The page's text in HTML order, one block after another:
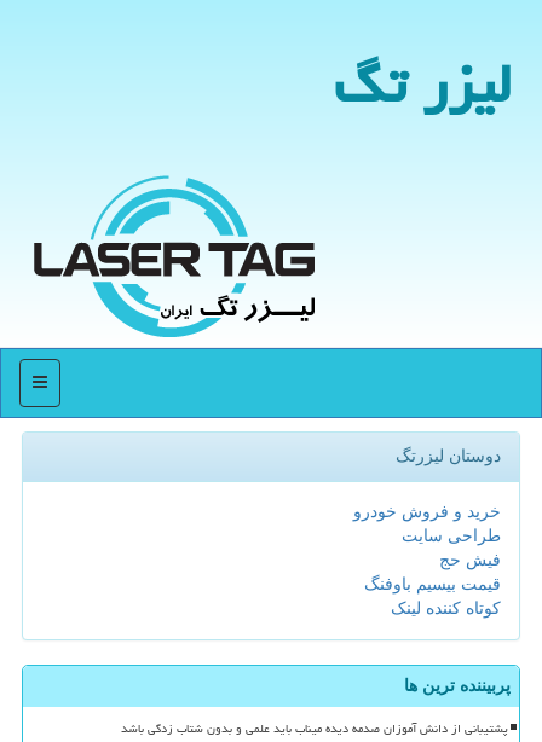
لیزر تگ
منو
دوستان لیزرتگ
خرید و فروش خودرو
طراحی سایت
فیش حج
قیمت بیسیم باوفنگ
کوتاه کننده لینک
پربیننده ترین ها
پشتیبانی از دانش آموزان صدمه دیده میناب باید علمی و بدون شتاب زدگی باشد